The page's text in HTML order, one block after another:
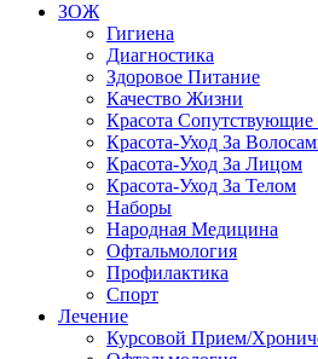
ЗОЖ
Гигиена
Диагностика
Здоровое Питание
Качество Жизни
Красота
Красота-Уход За
Красота-Уход За Лицом
Красота-Уход За Телом
Наборы
Народная Медицина
Офтальмология
Профилактика
Спорт
Лечение
Курсовой Прием/